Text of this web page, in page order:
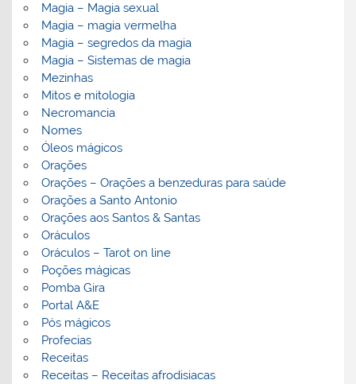
Magia – Magia sexual
Magia – magia vermelha
Magia – segredos da magia
Magia – Sistemas de magia
Mezinhas
Mitos e mitologia
Necromancia
Nomes
Óleos mágicos
Orações
Orações – Orações a benzeduras para saúde
Orações a Santo Antonio
Orações aos Santos & Santas
Oráculos
Oráculos – Tarot on line
Poções mágicas
Pomba Gira
Portal A&E
Pós mágicos
Profecias
Receitas
Receitas – Receitas afrodisiacas